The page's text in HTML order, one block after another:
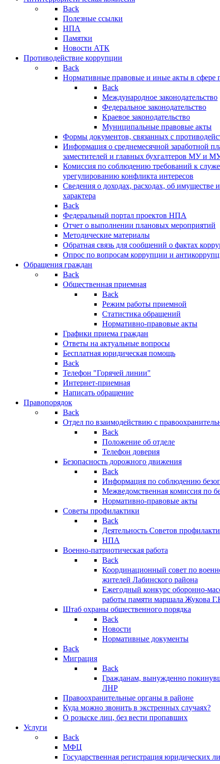
Back
Полезные ссылки
НПА
Памятки
Новости АТК
Противодействие коррупции
Back
Нормативные правовые и иные акты в сфере
Back
Международное законодательство
Федеральное законодательство
Краевое законодательство
Муниципальные правовые акты
Формы документов, связанных с
Информация о среднемесячной заработной
заместителей и главных бухгалтеров МУ и
Комиссия по соблюдению требований к
урегулированию конфликта интересов
Сведения о доходах, расходах, об имуществе
характера
Back
Федеральный портал проектов НПА
Отчет о выполнении плановых мероприятий
Методические материалы
Обратная связь для сообщений о фактах
Опрос по вопросам коррупции и
Обращения граждан
Back
Общественная приемная
Back
Режим работы приемной
Статистика обращений
Нормативно-правовые акты
Графики приема граждан
Ответы на актуальные вопросы
Бесплатная юридическая помощь
Back
Телефон "Горячей линии"
Интернет-приемная
Написать обращение
Правопорядок
Back
Отдел по взаимодействию с
Back
Положение об отделе
Телефон доверия
Безопасность дорожного движения
Back
Информация по соблюдению
Межведомственная комиссия по
Нормативно-правовые акты
Советы профилактики
Back
Деятельность Советов
НПА
Военно-патриотическая работа
Back
Координационный совет по
жителей Лабинского района
Ежегодный конкурс оборонно-
работы памяти маршала Жукова
Штаб охраны общественного порядка
Back
Новости
Нормативные документы
Back
Миграция
Back
Гражданам, вынужденно
ЛНР
Правоохранительные органы в районе
Куда можно звонить в экстренных случаях?
О розыске лиц, без вести пропавших
Услуги
Back
МФЦ
Государственная регистрация юридических